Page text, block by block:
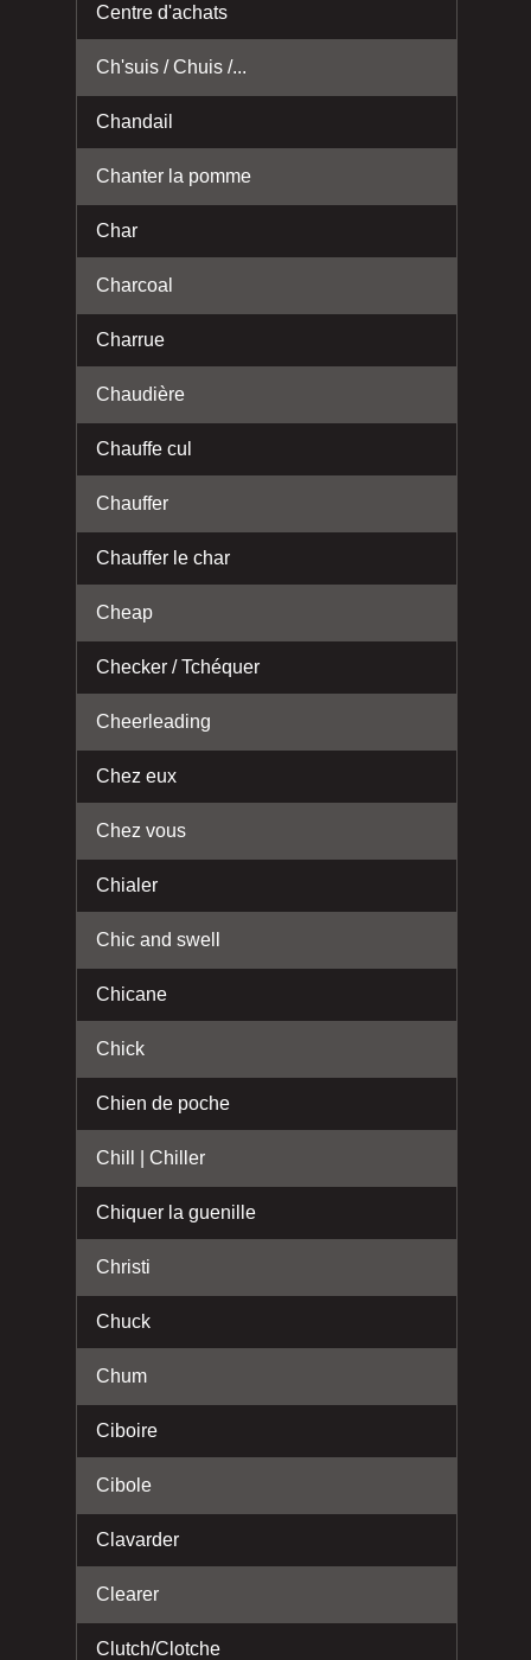
Centre d'achats
Ch'suis / Chuis /...
Chandail
Chanter la pomme
Char
Charcoal
Charrue
Chaudière
Chauffe cul
Chauffer
Chauffer le char
Cheap
Checker / Tchéquer
Cheerleading
Chez eux
Chez vous
Chialer
Chic and swell
Chicane
Chick
Chien de poche
Chill | Chiller
Chiquer la guenille
Christi
Chuck
Chum
Ciboire
Cibole
Clavarder
Clearer
Clutch/Clotche